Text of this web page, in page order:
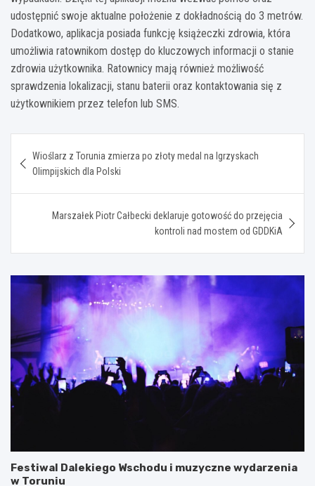
udostępnić swoje aktualne położenie z dokładnością do 3 metrów.
Dodatkowo, aplikacja posiada funkcję książeczki zdrowia, która
umożliwia ratownikom dostęp do kluczowych informacji o stanie
zdrowia użytkownika. Ratownicy mają również możliwość
sprawdzenia lokalizacji, stanu baterii oraz kontaktowania się z
użytkownikiem przez telefon lub SMS.
wpisu
Wioślarz z Torunia zmierza po złoty medal na Igrzyskach
Olimpijskich dla Polski
Marszałek Piotr Całbecki deklaruje gotowość do przejęcia
kontroli nad mostem od GDDKiA
Festiwal Dalekiego Wschodu i muzyczne wydarzenia
w Toruniu